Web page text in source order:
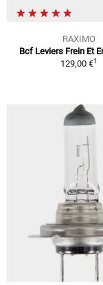
RAXIMO
Bcf Leviers Frein Et
129,00 €1